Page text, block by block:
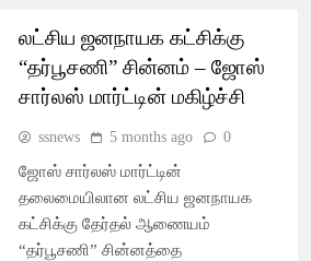
லட்சிய ஜனநாயக கட்சிக்கு
“தர்பூசணி” சின்னம் – ஜோஸ்
சார்லஸ் மார்ட்டின் மகிழ்ச்சி
ssnews 5 months ago 0
ஜோஸ் சார்லஸ் மார்ட்டின்
தலைமையிலான லட்சிய ஜனநாயக
கட்சிக்கு தேர்தல் ஆணையம்
“தர்பூசணி” சின்னத்தை